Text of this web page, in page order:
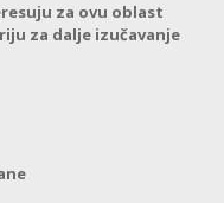
za ovu oblast
za dalje izučavanje